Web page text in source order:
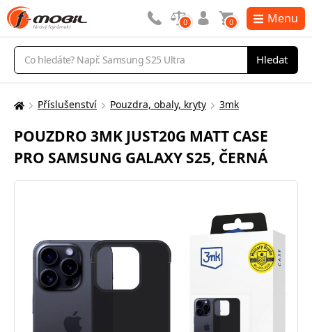
Vyhledávání
Hledat
0 0 Menu
Zde
nacházíte:
Příslušenství Pouzdra, obaly, kryty 3mk
POUZDRO 3MK JUST20G MATT CASE
PRO SAMSUNG GALAXY S25, ČERNÁ